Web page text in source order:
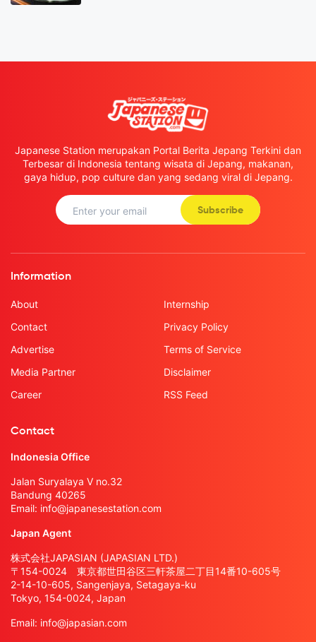
Japanese Station merupakan Portal Berita Jepang Terkini dan
Terbesar di Indonesia tentang wisata di Jepang, makanan,
gaya hidup, pop culture dan yang sedang viral di Jepang.
Subscribe
Information
About
Contact
Advertise
Media Partner
Career
Internship
Privacy Policy
Terms of Service
Disclaimer
RSS Feed
Contact
Indonesia Office
Jalan Suryalaya V no.32
Bandung 40265
Email: info@japanesestation.com
Japan Agent
株式会社JAPASIAN (JAPASIAN LTD.)
〒154-0024 東京都世田谷区三軒茶屋二丁目14番10-605号
2-14-10-605, Sangenjaya, Setagaya-ku
Tokyo, 154-0024, Japan
Email: info@japasian.com